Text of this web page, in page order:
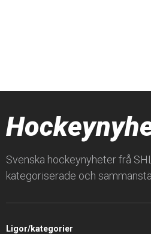
Svenska hockeynyheter frå
kategoriserade och
Ligor/kategorier